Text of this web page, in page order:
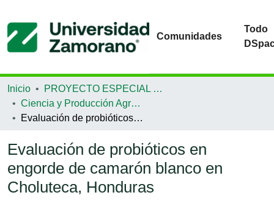
Comunidades
Todo
Inicio
PROYECTO ESPECIAL DE GRADUACIÓN
Ciencia y Producción Agropecuaria
Evaluación de probióticos en engorde de camarón blanco en Choluteca, Honduras
Evaluación de probióticos en
engorde de camarón blanco en
Choluteca, Honduras